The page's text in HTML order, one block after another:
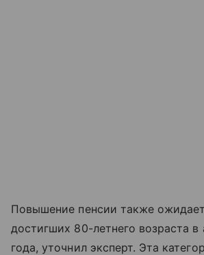
Повышение пенсии также
достигших 80-летнего возраста в
года, уточнил эксперт. Эта